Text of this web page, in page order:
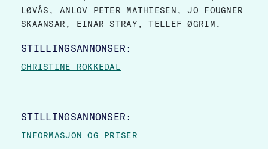
LØVÅS, ANLOV PETER MATHIESEN, JO FOUGNER
SKAANSAR, EINAR STRAY, TELLEF ØGRIM.
STILLINGSANNONSER:
CHRISTINE ROKKEDAL
STILLINGSANNONSER:
INFORMASJON OG PRISER